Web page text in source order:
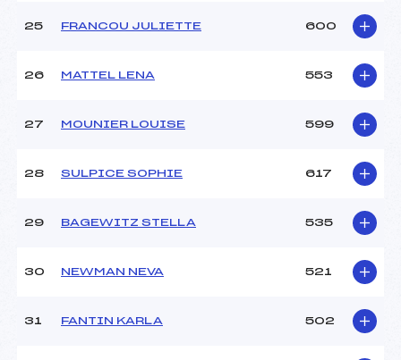
25 FRANCOU JULIETTE 600
26 MATTEL LENA 553
27 MOUNIER LOUISE 599
28 SULPICE SOPHIE 617
29 BAGEWITZ STELLA 535
30 NEWMAN NEVA 521
31 FANTIN KARLA 502